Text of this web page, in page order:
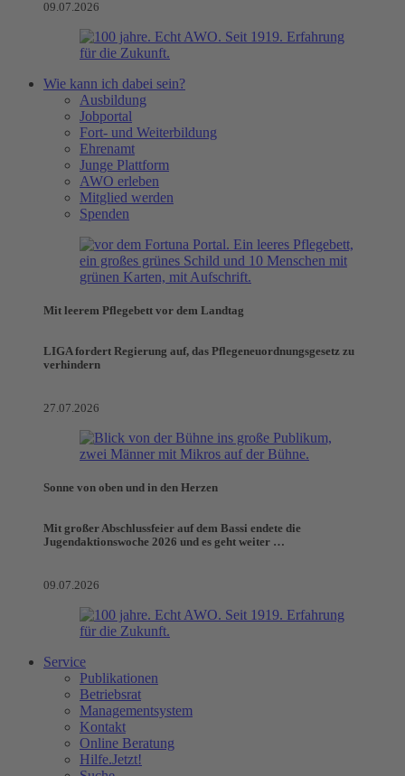
09.07.2026
Wie kann ich dabei sein?
Ausbildung
Jobportal
Fort- und Weiterbildung
Ehrenamt
Junge Plattform
AWO erleben
Mitglied werden
Spenden
Mit leerem Pflegebett vor dem Landtag
LIGA fordert Regierung auf, das Pflegeneuordnungsgesetz zu
verhindern
27.07.2026
Sonne von oben und in den Herzen
Mit großer Abschlussfeier auf dem Bassi endete die
Jugendaktionswoche 2026 und es geht weiter …
09.07.2026
Service
Publikationen
Betriebsrat
Managementsystem
Kontakt
Online Beratung
Hilfe.Jetzt!